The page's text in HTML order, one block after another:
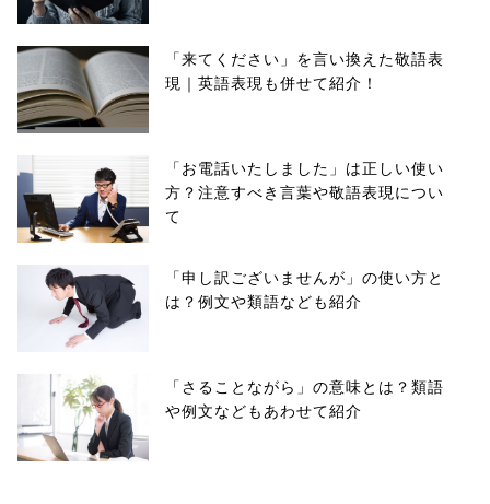
「来てください」を言い換えた敬語表
現｜英語表現も併せて紹介！
「お電話いたしました」は正しい使い
方？注意すべき言葉や敬語表現につい
て
「申し訳ございませんが」の使い方と
は？例文や類語なども紹介
「さることながら」の意味とは？類語
や例文などもあわせて紹介